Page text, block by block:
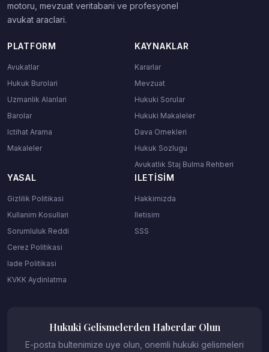
motoru, mevzuat veritabani ve profesyonel
avukat araclari.
PLATFORM
Avukatlar
Hukuk Burolari
Uzmanlik Alanlari
Barolar
Ictihat Arama
Makaleler
KAYNAKLAR
Kararlar
Mevzuat
Hukuki Sorular
Hukuki Makaleler
Dava Ornekleri
Hukuk Sozlugu
Avukatlık Staj Bulma Rehberi
YASAL
Gizlilik Politikasi
Kullanim Kosullari
Sorumluluk Reddi
Cerez Politikasi
Iade Politikasi
KVKK Aydinlatma
ILETISIM
Hakkimizda
Iletisim
SSS
Hukuki Gelismelerden Haberdar Olun
E-posta bultenimize uye olun, onemli hukuki gelismeleri